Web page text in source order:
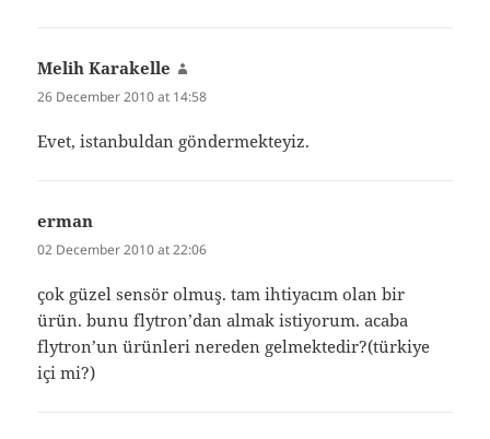
Melih Karakelle
26 December 2010 at 14:58
Evet, istanbuldan göndermekteyiz.
erman
02 December 2010 at 22:06
çok güzel sensör olmuş. tam ihtiyacım olan bir
ürün. bunu flytron’dan almak istiyorum. acaba
flytron’un ürünleri nereden gelmektedir?(türkiye
içi mi?)